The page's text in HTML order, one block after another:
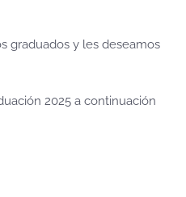
graduados y les deseamos
2025 a continuación